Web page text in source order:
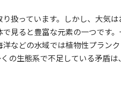
扱っています。しかし、大気は
見ると豊富な元素の一つです
などの水域では植物性プラン
の生態系で不足している矛盾